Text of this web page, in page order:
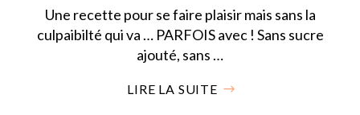
Une recette pour se faire plaisir mais sans la
culpaibilté qui va … PARFOIS avec ! Sans sucre
ajouté, sans …
LIRE LA SUITE